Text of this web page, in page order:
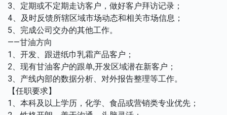
3、定期或不定期走访客户，做好客户拜访记录；
4、及时反馈所辖区域市场动态和相关市场信息；
5、完成公司交办的其他工作。
——甘油方向
1、开发、跟进纸巾乳霜产品客户；
2、现有甘油客户的跟单,开发区域潜在新客户；
3、产线内部的数据分析、对外报告整理等工作。
【任职要求】
1、本科及以上学历，化学、食品或营销类专业优先；